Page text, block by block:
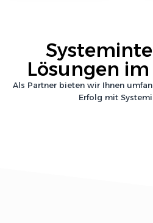
Lösungen
Als Partner bieten wir Ihnen
Erfolg mit